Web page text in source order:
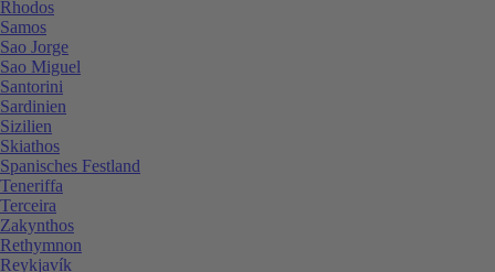
Rhodos
Samos
Sao Jorge
Sao Miguel
Santorini
Sardinien
Sizilien
Skiathos
Spanisches Festland
Teneriffa
Terceira
Zakynthos
Rethymnon
Reykjavík